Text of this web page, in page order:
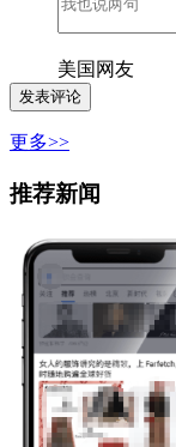
美国网友
更多>>
推荐新闻